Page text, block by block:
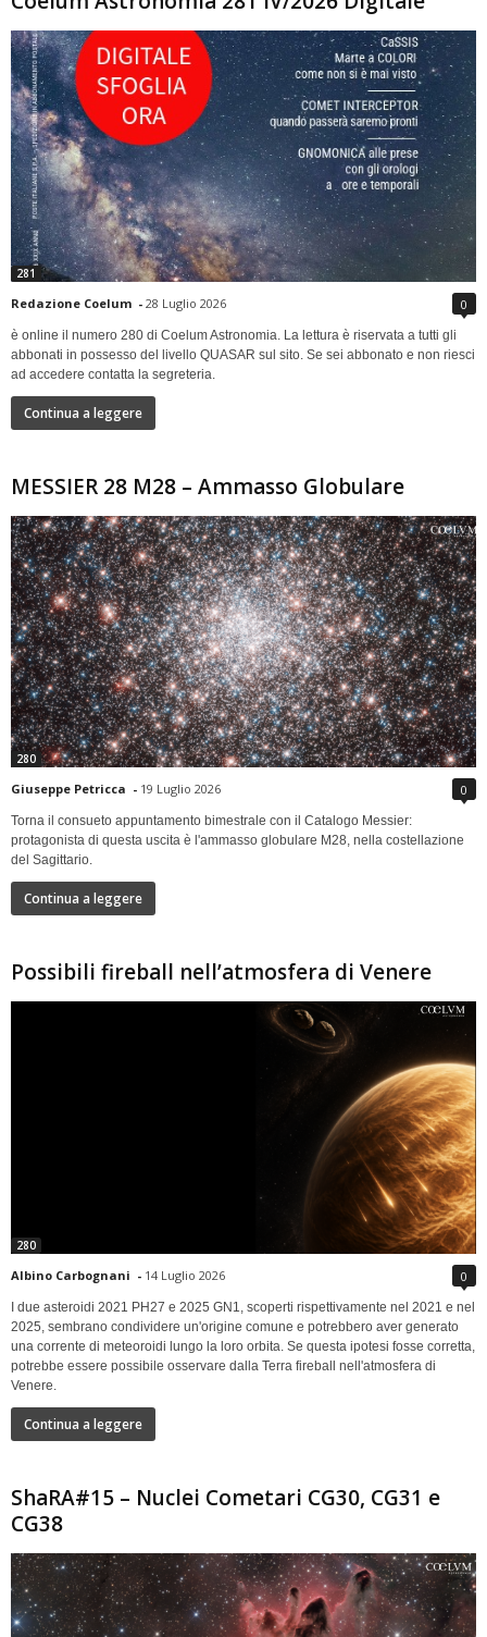
281
Redazione Coelum - 28 Luglio 2026 0
è online il numero 280 di Coelum Astronomia. La lettura è riservata a tutti gli
abbonati in possesso del livello QUASAR sul sito. Se sei abbonato e non riesci
ad accedere contatta la segreteria.
Continua a leggere
MESSIER 28 M28 – Ammasso Globulare
280
Giuseppe Petricca - 19 Luglio 2026 0
Torna il consueto appuntamento bimestrale con il Catalogo Messier:
protagonista di questa uscita è l'ammasso globulare M28, nella costellazione
del Sagittario.
Continua a leggere
Possibili fireball nell’atmosfera di Venere
280
Albino Carbognani - 14 Luglio 2026 0
I due asteroidi 2021 PH27 e 2025 GN1, scoperti rispettivamente nel 2021 e nel
2025, sembrano condividere un'origine comune e potrebbero aver generato
una corrente di meteoroidi lungo la loro orbita. Se questa ipotesi fosse corretta,
potrebbe essere possibile osservare dalla Terra fireball nell'atmosfera di
Venere.
Continua a leggere
ShaRA#15 – Nuclei Cometari CG30, CG31 e
CG38